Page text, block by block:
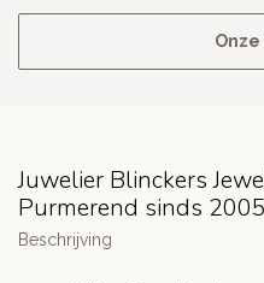
Juwelier Blinckers
Purmerend sinds 2005
Beschrijving